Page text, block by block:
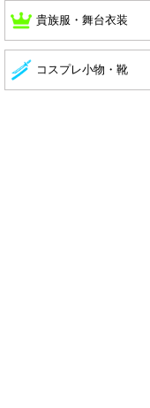
貴族服・舞台衣装
コスプレ小物・靴